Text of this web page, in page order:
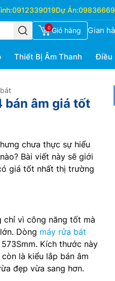
0912339019Dự Án:
0 Giỏ hàng Gian
Thiết Bị Âm Thanh Điều
bán âm giá tốt
chưa thực sự hiểu
Bài viết này sẽ giới
giá tốt nhất thị trường
chỉ vì công năng tốt mà
Dòng máy rửa bát
Kích thước này
là kiểu lắp bán âm
đẹp vừa sang hơn.